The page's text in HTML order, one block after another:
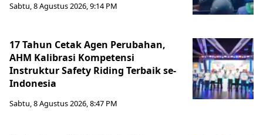
Sabtu, 8 Agustus 2026, 9:14 PM
17 Tahun Cetak Agen Perubahan,
AHM Kalibrasi Kompetensi
Instruktur Safety Riding Terbaik se-
Indonesia
Sabtu, 8 Agustus 2026, 8:47 PM